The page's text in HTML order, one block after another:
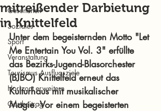
Gesundheit
Soziales
Sport
Veranstaltung
Tourismus Ausflugsziele
Horizont erweitern
Gastbeitrag
mitreißender Darbietung
in Knittelfeld
Unter dem begeisternden Motto "Let
Me Entertain You Vol. 3" erfüllte
das Bezirks-Jugend-Blasorchester
(BJBO) Knittelfeld erneut das
Kulturhaus mit musikalischer
Magie. Vor einem begeisterten